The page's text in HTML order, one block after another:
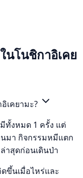
นโนชิกาอิเคย
เคยามะ?
ทั้งหมด 1 ครั้ง แต่
มา กิจกรรมหมีแตก
าสุดก่อนเดินป่า
ขึ้นเมื่อไหร่และ